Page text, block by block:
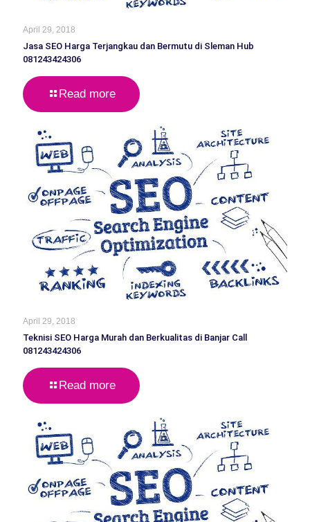
April 29, 2018
Jasa SEO Harga Terjangkau dan Bermutu di Sleman Hub
081243424306
Read more
April 29, 2018
Teknisi SEO Harga Murah dan Berkualitas di Banjar Call
081243424306
Read more